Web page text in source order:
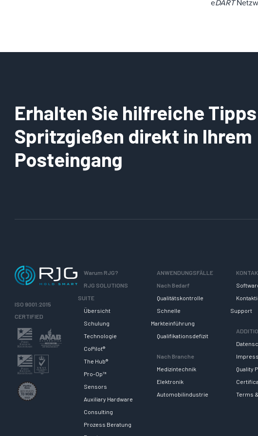
eDART
Erhalten Sie hilfreiche
Spritzgießen direkt in Ihrem
Posteingang
ISO 9001:2015
CERTIFIED
Warum RJG?
RJG SOLUTIONS
SUITE
Übersicht
Schulung
Technologie
CoPilot®
The Hub®
Pro-Op™
Sensors
Auxiliary Hardware
Consulting
Prozess Beratung
ANWENDUNGSFÄLLE
Nach Bedarf
Qualitätskontrolle
Schnelle
Markteinführung
Qualifikationsdefizit
Nach Branche
Medizintechnik
Elektronik
Automobilindustrie
Support
Quality
Terms